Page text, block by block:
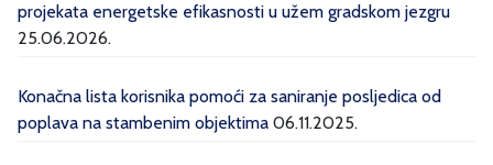
projekata energetske efikasnosti u užem gradskom jezgru
25.06.2026.
Konačna lista korisnika pomoći za saniranje posljedica od
poplava na stambenim objektima 06.11.2025.